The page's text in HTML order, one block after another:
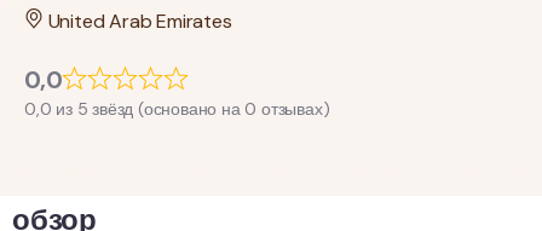
United Arab Emirates
0,0
0,0 из 5 звёзд (основано на 0 отзывах)
обзор